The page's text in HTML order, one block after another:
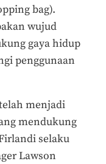
bag).
wujud
gaya hidup
penggunaan
menjadi
mendukung
selaku
Lawson